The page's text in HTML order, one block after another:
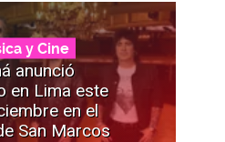
y Cine
anunció
en Lima este
en el
San Marcos